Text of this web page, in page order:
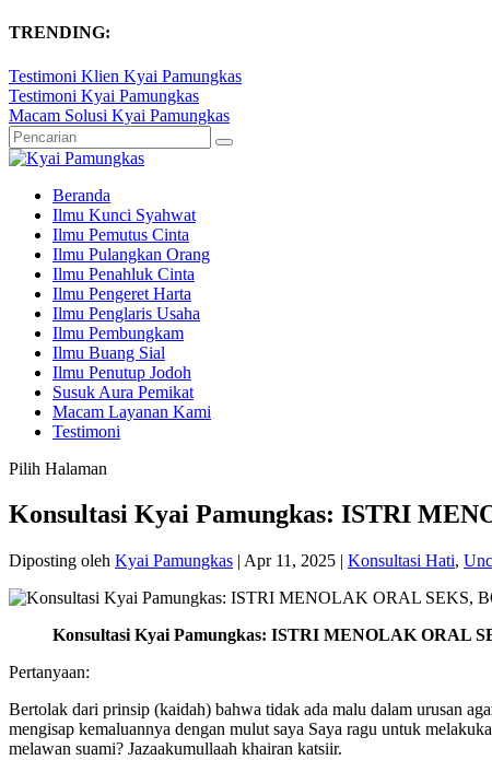
TRENDING:
Testimoni Klien Kyai Pamungkas
Testimoni Kyai Pamungkas
Macam Solusi Kyai Pamungkas
Beranda
Ilmu Kunci Syahwat
Ilmu Pemutus Cinta
Ilmu Pulangkan Orang
Ilmu Penahluk Cinta
Ilmu Pengeret Harta
Ilmu Penglaris Usaha
Ilmu Pembungkam
Ilmu Buang Sial
Ilmu Penutup Jodoh
Susuk Aura Pemikat
Macam Layanan Kami
Testimoni
Pilih Halaman
Konsultasi Kyai Pamungkas: ISTRI
Diposting oleh Kyai Pamungkas | Apr 11, 2025 | Konsultasi Hati,
Konsultasi Kyai Pamungkas: ISTRI MENOLAK ORAL
Pertanyaan:
Bertolak dari prinsip (kaidah) bahwa tidak ada malu dalam urusan
mengisap kemaluannya dengan mulut saya Saya ragu untuk
melawan suami? Jazaakumullaah khairan katsiir.